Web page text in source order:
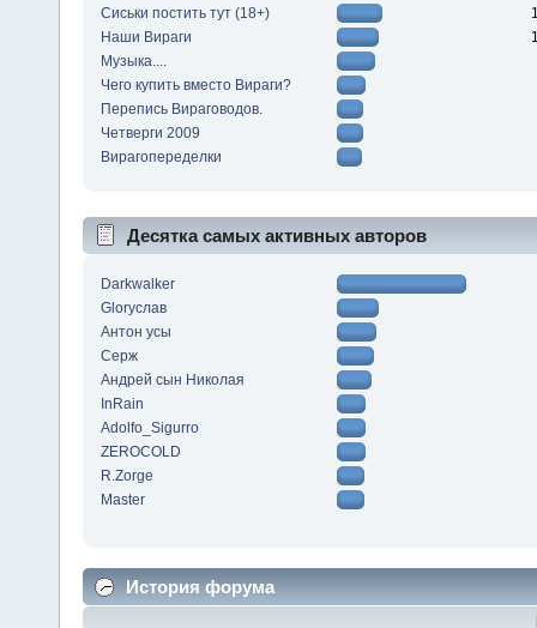
Сиськи постить тут (18+)
Наши Вираги
Музыка....
Чего купить вместо Вираги?
Перепись Вираговодов.
Четверги 2009
Вирагопеределки
Десятка самых активных авторов
Darkwalker
Gloryслав
Антон усы
Серж
Андрей сын Николая
InRain
Adolfo_Sigurro
ZEROCOLD
R.Zorge
Master
История форума